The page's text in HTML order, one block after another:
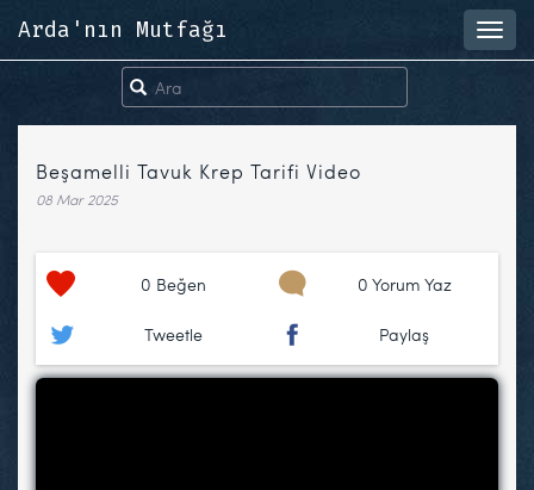
Arda'nın Mutfağı
Beşamelli Tavuk Krep Tarifi Video
08 Mar 2025
0 Beğen 0 Yorum Yaz
Tweetle Paylaş